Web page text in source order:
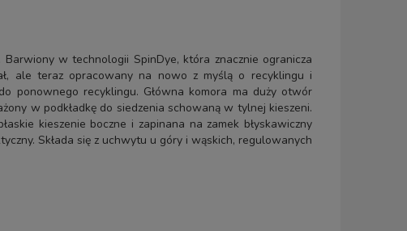
w technologii SpinDye, która znacznie ogranicza
ale teraz opracowany na nowo z myślą o recyklingu i
ponownego recyklingu. Główna komora ma duży otwór
w podkładkę do siedzenia schowaną w tylnej kieszeni.
kieszenie boczne i zapinana na zamek błyskawiczny
Składa się z uchwytu u góry i wąskich, regulowanych